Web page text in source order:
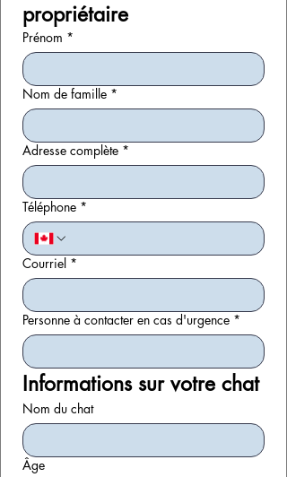
propriétaire
Prénom *
Nom de famille *
Adresse complète *
Téléphone *
Courriel *
Personne à contacter en cas d'urgence *
Informations sur votre chat
Nom du chat
Âge